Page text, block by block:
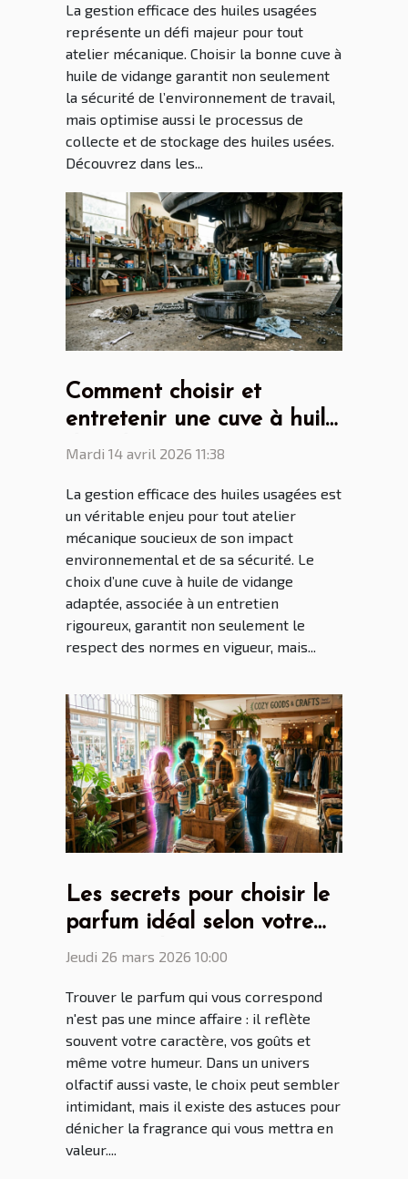
La gestion efficace des huiles usagées
représente un défi majeur pour tout
atelier mécanique. Choisir la bonne cuve à
huile de vidange garantit non seulement
la sécurité de l’environnement de travail,
mais optimise aussi le processus de
collecte et de stockage des huiles usées.
Découvrez dans les...
Comment choisir et
entretenir une cuve à huile
de vidange pour son
Mardi 14 avril 2026 11:38
La gestion efficace des huiles usagées est
un véritable enjeu pour tout atelier
mécanique soucieux de son impact
environnemental et de sa sécurité. Le
choix d’une cuve à huile de vidange
adaptée, associée à un entretien
rigoureux, garantit non seulement le
respect des normes en vigueur, mais...
Les secrets pour choisir le
parfum idéal selon votre
personnalité
Jeudi 26 mars 2026 10:00
Trouver le parfum qui vous correspond
n'est pas une mince affaire : il reflète
souvent votre caractère, vos goûts et
même votre humeur. Dans un univers
olfactif aussi vaste, le choix peut sembler
intimidant, mais il existe des astuces pour
dénicher la fragrance qui vous mettra en
valeur....